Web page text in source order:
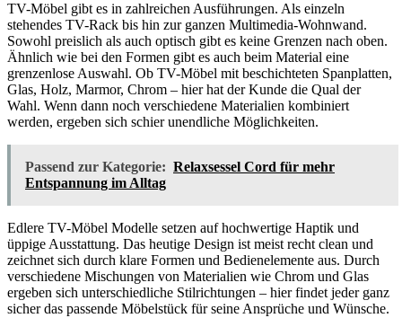
TV-Möbel gibt es in zahlreichen Ausführungen. Als einzeln
stehendes TV-Rack bis hin zur ganzen Multimedia-Wohnwand.
Sowohl preislich als auch optisch gibt es keine Grenzen nach oben.
Ähnlich wie bei den Formen gibt es auch beim Material eine
grenzenlose Auswahl. Ob TV-Möbel mit beschichteten Spanplatten,
Glas, Holz, Marmor, Chrom – hier hat der Kunde die Qual der
Wahl. Wenn dann noch verschiedene Materialien kombiniert
werden, ergeben sich schier unendliche Möglichkeiten.
Passend zur Kategorie: Relaxsessel Cord für mehr
Entspannung im Alltag
Edlere TV-Möbel Modelle setzen auf hochwertige Haptik und
üppige Ausstattung. Das heutige Design ist meist recht clean und
zeichnet sich durch klare Formen und Bedienelemente aus. Durch
verschiedene Mischungen von Materialien wie Chrom und Glas
ergeben sich unterschiedliche Stilrichtungen – hier findet jeder ganz
sicher das passende Möbelstück für seine Ansprüche und Wünsche.